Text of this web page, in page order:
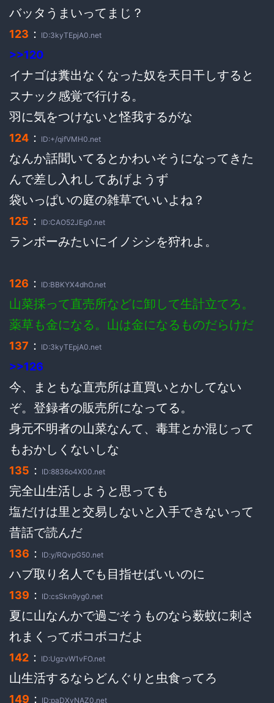
バッタうまいってまじ？
123 ： ID:3kyTEpjA0.net
>>120
イナゴは糞出なくなった奴を天日干しすると
スナック感覚で行ける。
羽に気をつけないと怪我するがな
124 ： ID:+/qifVMH0.net
なんか話聞いてるとかわいそうになってきた
んで差し入れしてあげようず
袋いっぱいの庭の雑草でいいよね？
125 ： ID:CAO52JEg0.net
ランボーみたいにイノシシを狩れよ。
126 ： ID:BBKYX4dhO.net
山菜採って直売所などに卸して生計立てろ。
薬草も金になる。山は金になるものだらけだ
137 ： ID:3kyTEpjA0.net
>>126
今、まともな直売所は直買いとかしてない
ぞ。登録者の販売所になってる。
身元不明者の山菜なんて、毒茸とか混じって
もおかしくないしな
135 ： ID:8836o4X00.net
完全山生活しようと思っても
塩だけは里と交易しないと入手できないって
昔話で読んだ
136 ： ID:y/RQvpG50.net
ハブ取り名人でも目指せばいいのに
139 ： ID:csSkn9yg0.net
夏に山なんかで過ごそうものなら薮蚊に刺さ
れまくってボコボコだよ
142 ： ID:UgzvW1vFO.net
山生活するならどんぐりと虫食ってろ
149 ： ID:paDXvNAZ0.net